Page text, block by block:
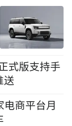
式版支持手
送
电商平台月